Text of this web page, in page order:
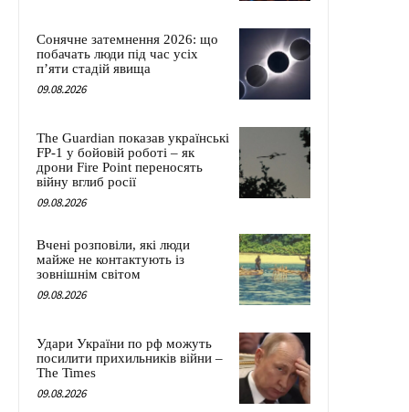
Сонячне затемнення 2026: що
побачать люди під час усіх
п’яти стадій явища
09.08.2026
The Guardian показав українські
FP-1 у бойовій роботі – як
дрони Fire Point переносять
війну вглиб росії
09.08.2026
Вчені розповіли, які люди
майже не контактують із
зовнішнім світом
09.08.2026
Удари України по рф можуть
посилити прихильників війни –
The Times
09.08.2026